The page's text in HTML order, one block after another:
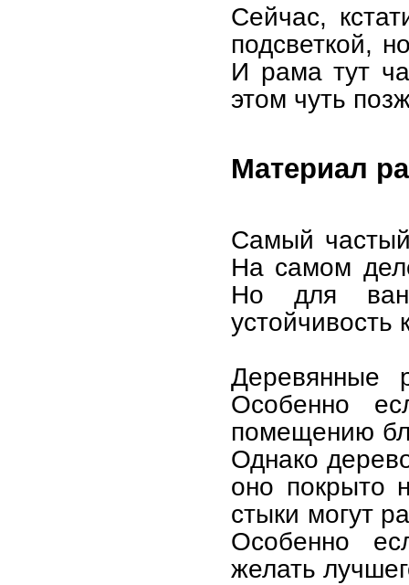
Сейчас,
подсветкой,
И рама тут
этом чуть
Материал
Самый
На самом
Но для
устойчивость
Деревянные
Особенно
помещению
Однако
оно покрыто
стыки могут
Особенно
желать